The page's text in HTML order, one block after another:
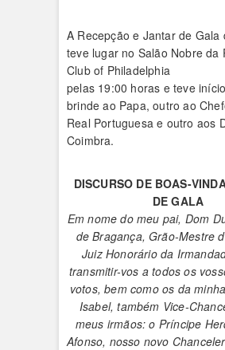
A Recepção e Jantar de Gala
teve lugar no Salão Nobre da
Club of Philadelphia
pelas 19:00 horas e teve
brinde ao Papa, outro ao
Real Portuguesa e outro aos
Coimbra.
DISCURSO DE BOAS-
DE GALA
Em nome do meu pai, Dom
de Bragança, Grão-Mestre
Juiz Honorário da
transmitir-vos a todos os
votos, bem como os da
Isabel, também Vice-
meus irmãos: o Príncipe
Afonso, nosso novo